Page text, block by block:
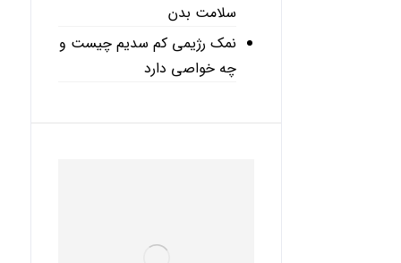
سلامت بدن
نمک رژیمی کم سدیم چیست و
چه خواصی دارد